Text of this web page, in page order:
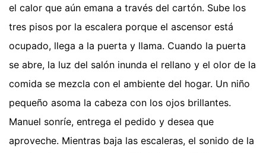
el calor que aún emana a través del cartón. Sube los
tres pisos por la escalera porque el ascensor está
ocupado, llega a la puerta y llama. Cuando la puerta
se abre, la luz del salón inunda el rellano y el olor de la
comida se mezcla con el ambiente del hogar. Un niño
pequeño asoma la cabeza con los ojos brillantes.
Manuel sonríe, entrega el pedido y desea que
aproveche. Mientras baja las escaleras, el sonido de la